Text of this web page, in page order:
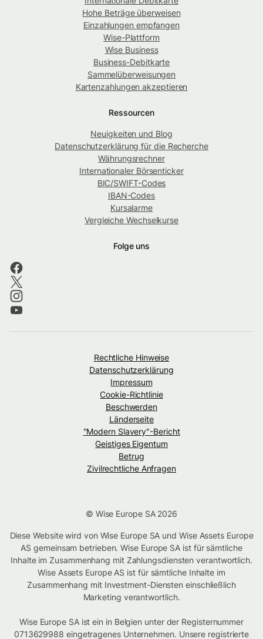
Hohe Beträge überweisen
Einzahlungen empfangen
Wise-Plattform
Wise Business
Business-Debitkarte
Sammelüberweisungen
Kartenzahlungen akzeptieren
Ressourcen
Neuigkeiten und Blog
Datenschutzerklärung für die Recherche
Währungsrechner
Internationaler Börsenticker
BIC/SWIFT-Codes
IBAN-Codes
Kursalarme
Vergleiche Wechselkurse
Folge uns
Rechtliche Hinweise
Datenschutzerklärung
Impressum
Cookie-Richtlinie
Beschwerden
Länderseite
"Modern Slavery"-Bericht
Geistiges Eigentum
Betrug
Zivilrechtliche Anfragen
© Wise Europe SA 2026
Diese Website wird von Wise Europe SA und Wise Assets Europe
AS gemeinsam betrieben. Wise Europe SA ist für sämtliche
Inhalte im Zusammenhang mit Zahlungsdiensten verantwortlich.
Wise Assets Europe AS ist für sämtliche Inhalte im
Zusammenhang mit Investment-Diensten einschließlich
Marketing verantwortlich.
Wise Europe SA ist ein in Belgien unter der Registernummer
0713629988 eingetragenes Unternehmen. Unsere registrierte